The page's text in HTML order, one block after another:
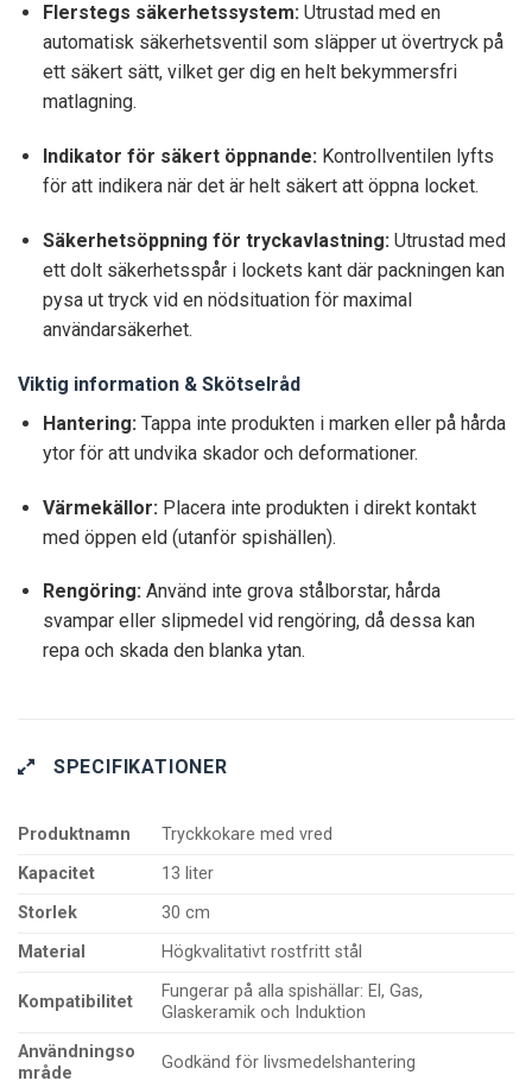
Flerstegs säkerhetssystem:Utrustad med en
automatisk säkerhetsventil som släpper ut övertryck på
ett säkert sätt, vilket ger dig en helt bekymmersfri
matlagning.
Indikator för säkert öppnande:Kontrollventilen lyfts
för att indikera när det är helt säkert att öppna locket.
Säkerhetsöppning för tryckavlastning:Utrustad med
ett dolt säkerhetsspår i lockets kant där packningen kan
pysa ut tryck vid en nödsituation för maximal
användarsäkerhet.
Viktig information & Skötselråd
Hantering:Tappa inte produkten i marken eller på hårda
ytor för att undvika skador och deformationer.
Värmekällor: Placera inte produkten i direkt kontakt
med öppen eld (utanför spishällen).
Rengöring:Använd inte grova stålborstar, hårda
svampar eller slipmedel vid rengöring, då dessa kan
repa och skada den blanka ytan.
SPECIFIKATIONER
Produktnamn
Tryckkokare med vred
Kapacitet
13 liter
Storlek
30 cm
Material
Högkvalitativt rostfritt stål
Kompatibilitet
Fungerar på alla spishällar: El, Gas,
Glaskeramik och Induktion
Användningso
mråde
Godkänd för livsmedelshantering